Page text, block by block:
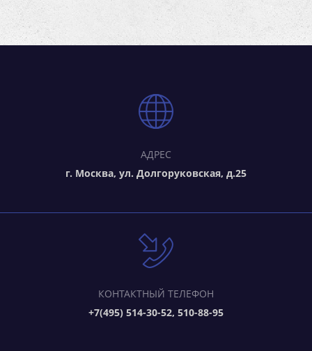
АДРЕС
г. Москва, ул. Долгоруковская, д.25
КОНТАКТНЫЙ ТЕЛЕФОН
+7(495) 514-30-52, 510-88-95